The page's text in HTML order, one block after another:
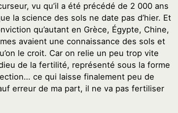
vu qu’il a été précédé de 2 000 ans
la science des sols ne date pas d’hier. Et
qu’autant en Grèce, Égypte, Chine,
avaient une connaissance des sols et
le croit. Car on relie un peu trop vite
de la fertilité, représenté sous la forme
ce qui laisse finalement peu de
erreur de ma part, il ne va pas fertiliser